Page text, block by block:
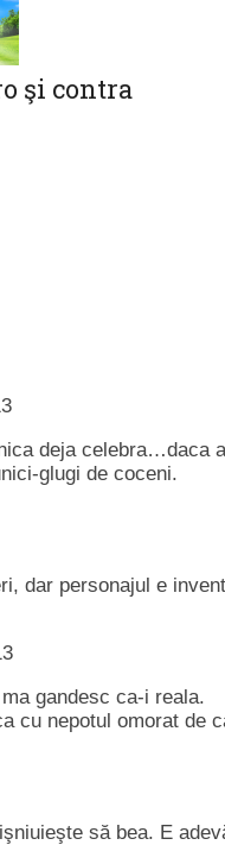
şi contra
deja celebra…daca
glugi de coceni.
dar personajul e
gandesc ca-i reala.
cu nepotul omorat de
să bea. E